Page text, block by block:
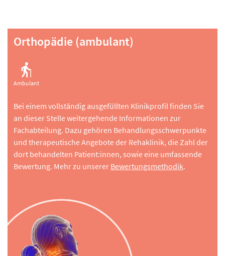
Orthopädie (ambulant)
Ambulant
Bei einem vollständig ausgefüllten Klinikprofil finden Sie
an dieser Stelle weitergehende Informationen zur
Fachabteilung. Dazu gehören Behandlungsschwerpunkte
und therapeutische Angebote der Rehaklinik, die Zahl der
dort behandelten Patient:innen, sowie eine umfassende
Bewertung. Mehr zu unserer Bewertungsmethodik.